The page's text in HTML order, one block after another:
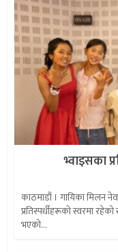
भ्वाइसका
काठमाडौं । गायिका मिलन
प्रतिस्पर्धीहरूको स्वरमा
भएको...